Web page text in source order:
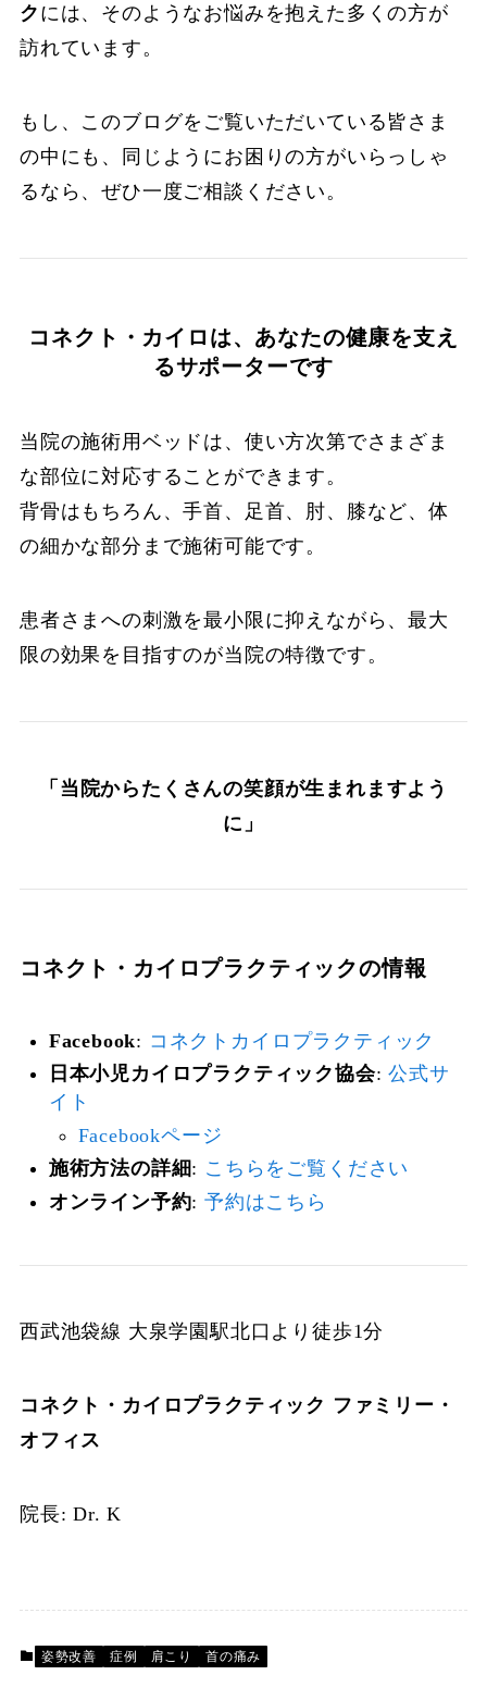
ク には、そのようなお悩みを抱えた多くの方が
訪れています。
もし、このブログをご覧いただいている皆さま
の中にも、同じようにお困りの方がいらっしゃ
るなら、ぜひ一度ご相談ください。
コネクト・カイロは、あなたの健康を支え
るサポーターです
当院の施術用ベッドは、使い方次第でさまざま
な部位に対応することができます。
背骨はもちろん、手首、足首、肘、膝など、体
の細かな部分まで施術可能です。
患者さまへの刺激を最小限に抑えながら、最大
限の効果を目指すのが当院の特徴です。
「当院からたくさんの笑顔が生まれますよう
に」
コネクト・カイロプラクティックの情報
Facebook: コネクトカイロプラクティック
日本小児カイロプラクティック協会:公式サ
イト
Facebookページ
施術方法の詳細: こちらをご覧ください
オンライン予約:予約はこちら
西武池袋線 大泉学園駅北口より徒歩1分
コネクト・カイロプラクティック ファミリー・
オフィス
院長: Dr. K
姿勢改善 症例 肩こり 首の痛み